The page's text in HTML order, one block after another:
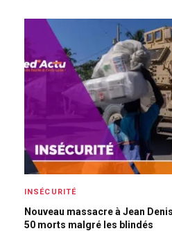
INSÉCURITÉ
Nouveau massacre à Jean
50 morts malgré les blindés